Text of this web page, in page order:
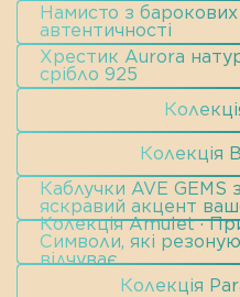
Намисто з барокових
автентичності
Хрестик Aurora
срібло 925
Колекція
Каблучки AVE GEMS
яскравий акцент
Колекція Amulet ·
Символи, які
відчуває.
Колекція